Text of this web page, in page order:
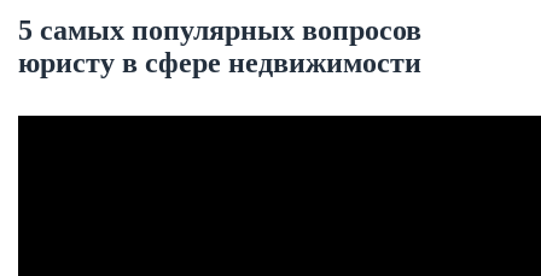
5 самых популярных вопросов
юристу в сфере недвижимости